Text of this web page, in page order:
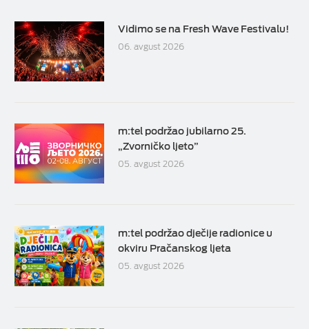
Vidimo se na Fresh Wave Festivalu!
06. avgust 2026
m:tel podržao jubilarno 25.
„Zvorničko ljeto”
05. avgust 2026
m:tel podržao dječije radionice u
okviru Pračanskog ljeta
05. avgust 2026